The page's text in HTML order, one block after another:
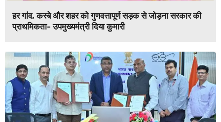
हर गांव, कस्बे और शहर को गुणवत्तापूर्ण सड़क से जोड़ना सरकार की
प्राथमिकता- उपमुख्यमंत्री दिया कुमारी